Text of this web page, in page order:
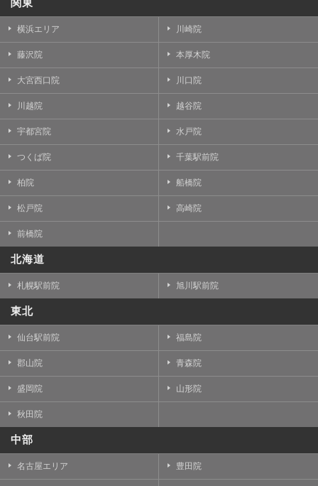
関東
横浜エリア 川崎院
藤沢院 本厚木院
大宮西口院 川口院
川越院 越谷院
宇都宮院 水戸院
つくば院 千葉駅前院
柏院 船橋院
松戸院 高崎院
前橋院
北海道
札幌駅前院 旭川駅前院
東北
仙台駅前院 福島院
郡山院 青森院
盛岡院 山形院
秋田院
中部
名古屋エリア 豊田院